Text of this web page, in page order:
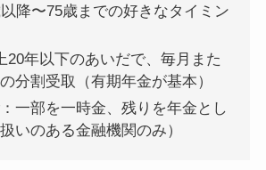
降〜75歳までの好きなタイミン
20年以下のあいだで、毎月また
分割受取（有期年金が基本）
：一部を一時金、残りを年金とし
いのある金融機関のみ）